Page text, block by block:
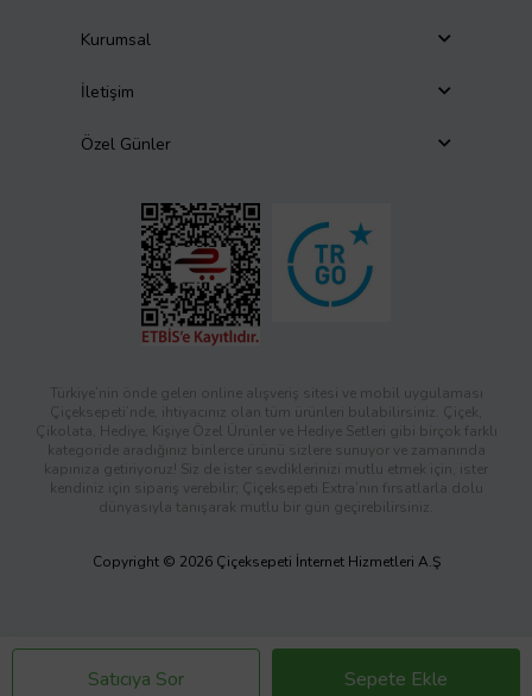
Satıcıya Sor Sepete Ekle
Kurumsal
İletişim
Özel Günler
Türkiye’nin önde gelen online alışveriş sitesi ve mobil uygulaması
Çiçeksepeti’nde, ihtiyacınız olan tüm ürünleri bulabilirsiniz. Çiçek,
Çikolata, Hediye, Kişiye Özel Ürünler ve Hediye Setleri gibi birçok farklı
kategoride aradığınız binlerce ürünü sizlere sunuyor ve zamanında
kapınıza getiriyoruz! Siz de ister sevdiklerinizi mutlu etmek için, ister
kendiniz için sipariş verebilir; Çiçeksepeti Extra’nın fırsatlarla dolu
dünyasıyla tanışarak mutlu bir gün geçirebilirsiniz.
Copyright © 2026 Çiçeksepeti İnternet Hizmetleri A.Ş